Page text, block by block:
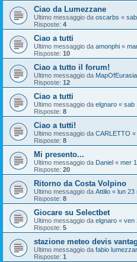
Ciao da Lumezzane
Ultimo messaggio da oscarbs «
Risposte: 4
Ciao a tutti
Ultimo messaggio da amonphi «
Risposte: 10
Ciao a tutto il forum!
Ultimo messaggio da MapOfEurasia
Risposte: 12
Ciao a tutti
Ultimo messaggio da elgnaro « sab
Risposte: 8
Ciao a tutti!
Ultimo messaggio da CARLETTO «
Risposte: 8
Mi presento...
Ultimo messaggio da Daniel « mer
Risposte: 20
Ritorno da Costa Volpino
Ultimo messaggio da Attilio « lun 23
Risposte: 8
Giocare su Selectbet
Ultimo messaggio da elgnaro « ven
Risposte: 5
stazione meteo devis
Ultimo messaggio da fabio
Risposte: 1